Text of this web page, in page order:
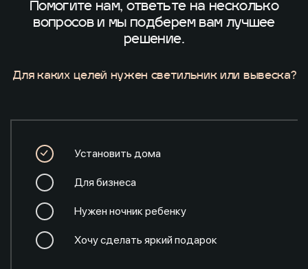
Помогите нам, ответьте на несколько
вопросов и мы подберем вам лучшее
решение.
Для каких целей нужен светильник или вывеска?
Установить дома
Для бизнеса
Нужен ночник ребенку
Хочу сделать яркий подарок